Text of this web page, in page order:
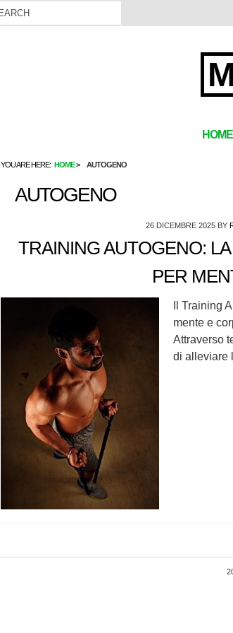
HOME
YOU ARE HERE: HOME AUTOGENO
AUTOGENO
26 DICEMBRE 2025 BY
TRAINING AUTOGENO:
PER
Il Training
mente e
Attraverso
di alleviare